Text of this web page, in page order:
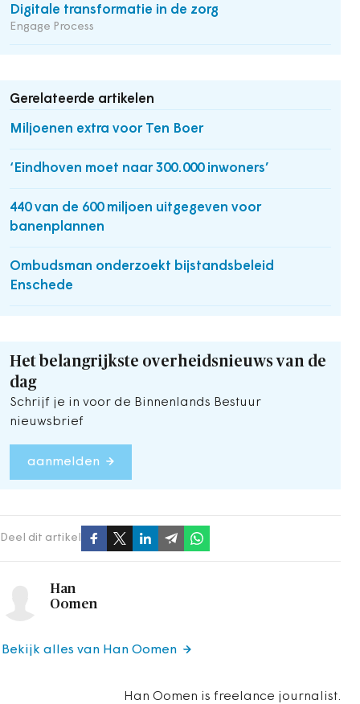
Digitale transformatie in de zorg
Engage Process
Gerelateerde artikelen
Miljoenen extra voor Ten Boer
‘Eindhoven moet naar 300.000 inwoners’
440 van de 600 miljoen uitgegeven voor
banenplannen
Ombudsman onderzoekt bijstandsbeleid
Enschede
Het belangrijkste overheidsnieuws van de
dag
Schrijf je in voor de Binnenlands Bestuur
nieuwsbrief
aanmelden
Deel dit artikel
Han
Oomen
Han Oomen is freelance journalist.
Bekijk alles van Han Oomen